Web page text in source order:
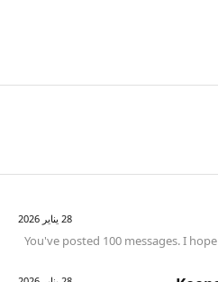
28 يناير 2026
You've posted 100 messages. I